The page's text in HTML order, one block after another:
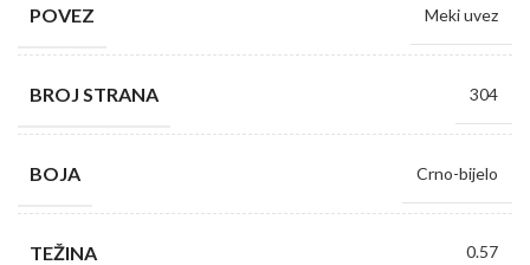
POVEZ Meki uvez
BROJ STRANA 304
BOJA Crno-bijelo
TEŽINA 0.57